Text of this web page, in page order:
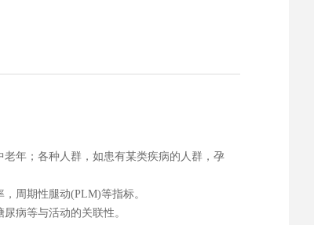
年；各种人群，如患有某类疾病的人群，孕
周期性腿动(PLM)等指标。
病等与活动的关联性。